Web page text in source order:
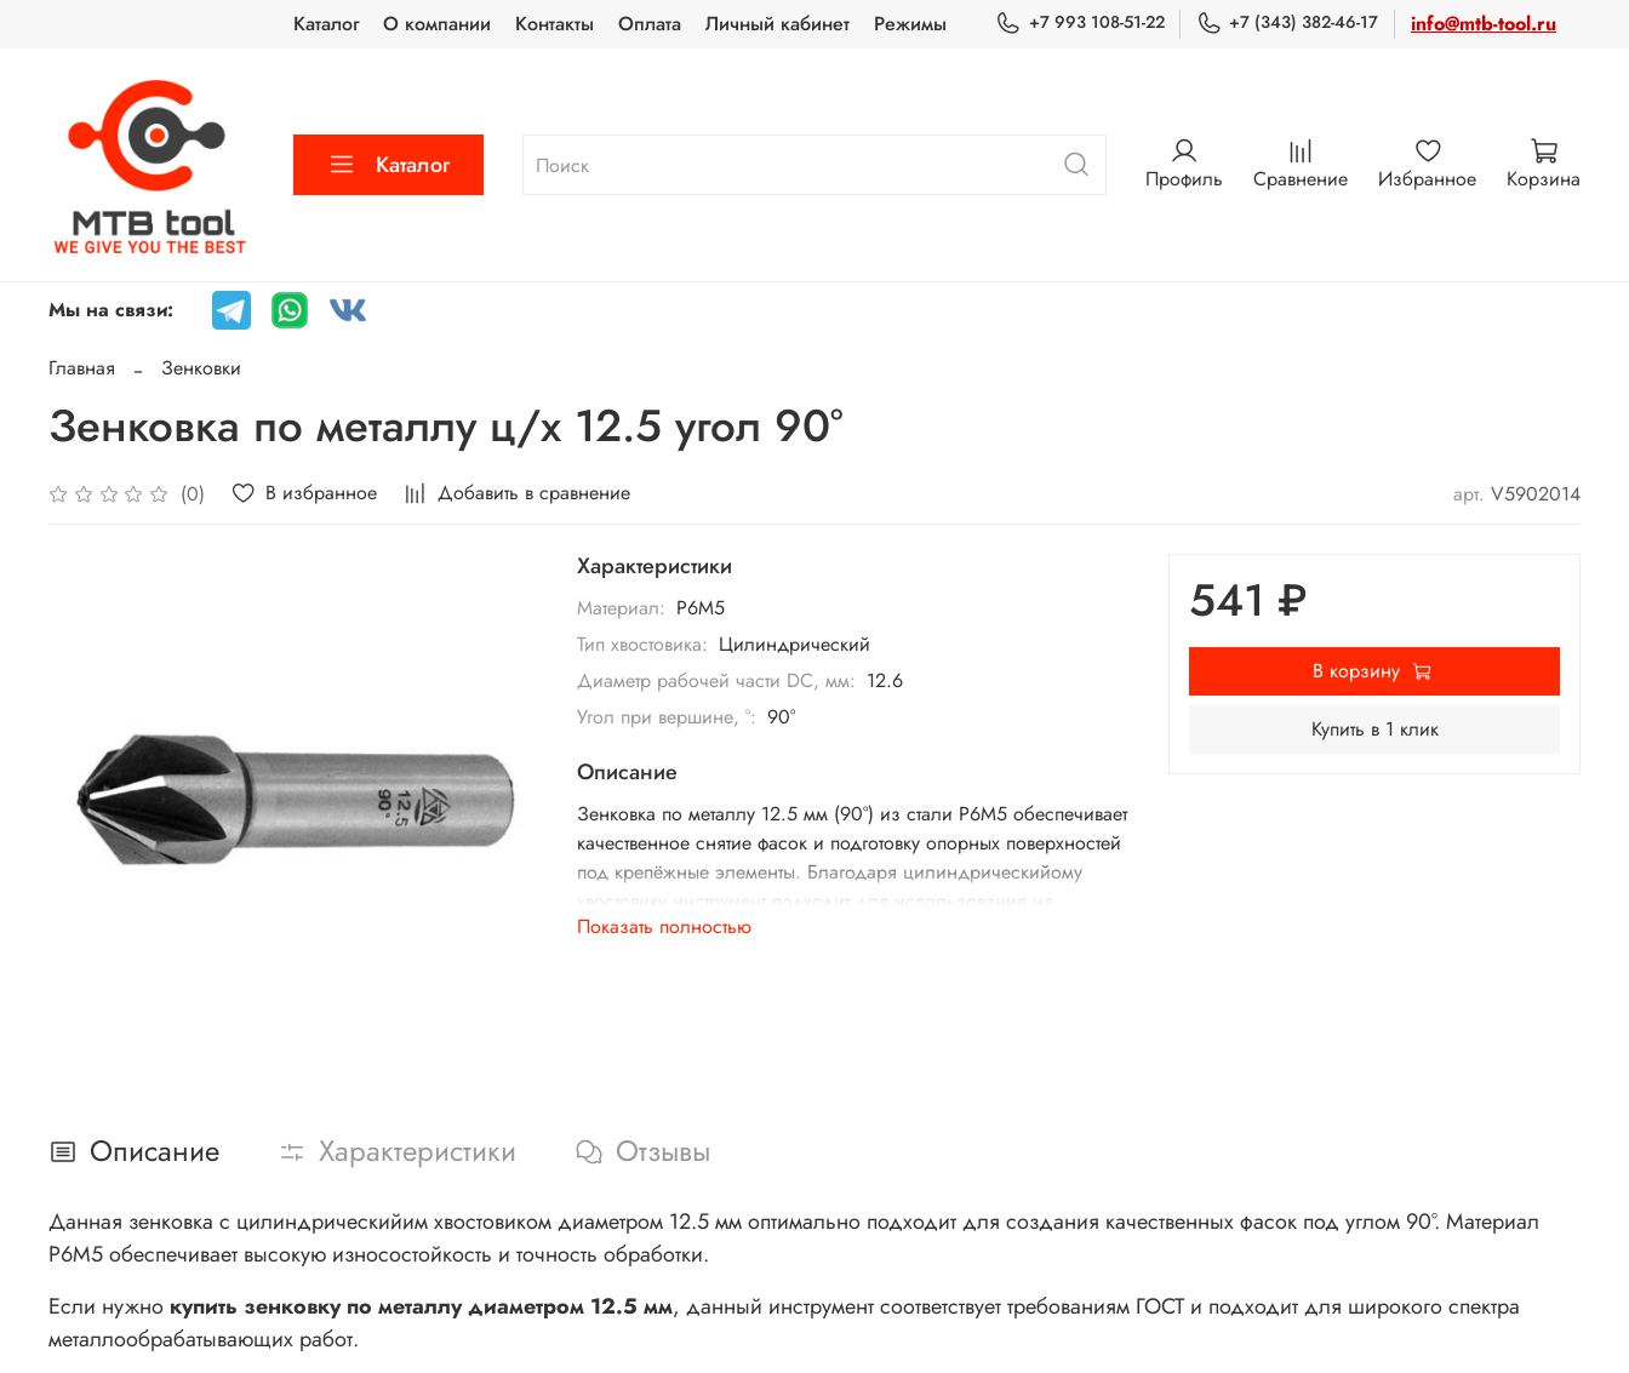
Каталог О компании Контакты Оплата Личный кабинет Режимы +7 993 108-51-22 +7 (343) 382-46-17 info@mtb-tool.ru
Каталог Профиль Сравнение Избранное Корзина
Мы на связи:
Главная Зенковки
Зенковка по металлу ц/х 12.5 угол 90°
(0) В избранное Добавить в сравнение арт. V5902014
Характеристики
Материал: Р6М5
Тип хвостовика: Цилиндрический
Диаметр рабочей части DC, мм: 12.6
Угол при вершине, °: 90°
Описание
Зенковка по металлу 12.5 мм (90°) из стали Р6М5 обеспечивает
качественное снятие фасок и подготовку опорных поверхностей
под крепёжные элементы. Благодаря цилиндрическийому
хвостовику инструмент подходит для использования на
токарных, сверлильных и фрезерных станках.
Угол зенковки: 90°
Материал: быстрорежущая сталь Р6М5
Показать полностью
541 ₽
В корзину
Купить в 1 клик
Описание Характеристики Отзывы
Данная зенковка с цилиндрическийим хвостовиком диаметром 12.5 мм оптимально подходит для создания качественных фасок под углом 90°. Материал
Р6М5 обеспечивает высокую износостойкость и точность обработки.
Если нужно купить зенковку по металлу диаметром 12.5 мм, данный инструмент соответствует требованиям ГОСТ и подходит для широкого спектра
металлообрабатывающих работ.